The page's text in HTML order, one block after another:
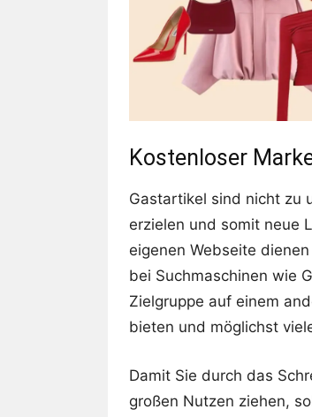
Kostenloser
Gastartikel sind nicht zu
erzielen und somit neue
eigenen Webseite
bei Suchmaschinen wie
Zielgruppe auf einem
bieten und möglichst
Damit Sie durch das
großen Nutzen ziehen,